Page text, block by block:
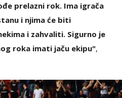
prelazni rok. Ima igrača
i njima će biti
i zahvaliti. Sigurno je
roka imati jaču ekipu",